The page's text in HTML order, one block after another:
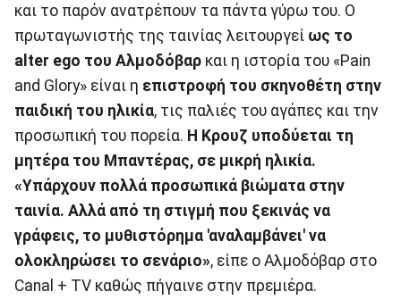
και το παρόν ανατρέπουν τα πάντα γύρω του. Ο
πρωταγωνιστής της ταινίας λειτουργεί ως το
alter ego του Αλμοδόβαρ και η ιστορία του «Pain
and Glory» είναι η επιστροφή του σκηνοθέτη στην
παιδική του ηλικία, τις παλιές του αγάπες και την
προσωπική του πορεία. Η Κρουζ υποδύεται τη
μητέρα του Μπαντέρας, σε μικρή ηλικία.
«Υπάρχουν πολλά προσωπικά βιώματα στην
ταινία. Αλλά από τη στιγμή που ξεκινάς να
γράφεις, το μυθιστόρημα 'αναλαμβάνει' να
ολοκληρώσει το σενάριο», είπε ο Αλμοδόβαρ στο
Canal + TV καθώς πήγαινε στην πρεμιέρα.